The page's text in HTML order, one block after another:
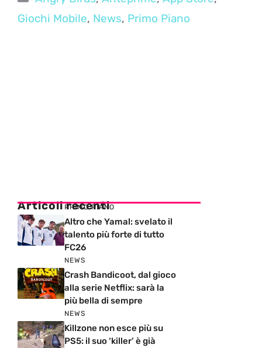
Giochi Mobile, News, Primo Piano
Articoli recenti
PRIMO PIANO
Altro che Yamal: svelato il
talento più forte di tutto
FC26
NEWS
Crash Bandicoot, dal gioco
alla serie Netflix: sarà la
più bella di sempre
NEWS
Killzone non esce più su
PS5: il suo ‘killer’ è già